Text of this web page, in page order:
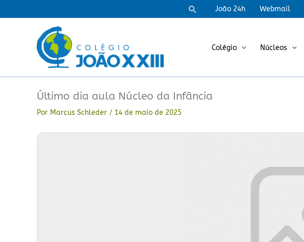
para
PesquisarJoão 24h Webmail
Colégio Núcleos
Último dia aula Núcleo da Infância
Por Marcus Schleder / 14 de maio de 2025